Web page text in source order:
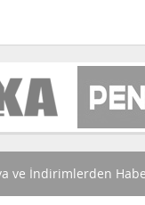
ve İndirimlerden